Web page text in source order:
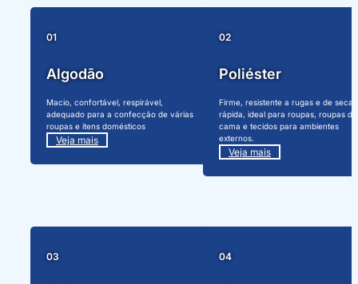
01
Algodão
Macio, confortável, respirável,
adequado para a confecção de várias
roupas e itens domésticos
Veja mais
02
Poliéster
Firme, resistente a rugas e de
rápida, ideal para roupas, roupas de
cama e tecidos para ambientes
externos.
Veja mais
03 04